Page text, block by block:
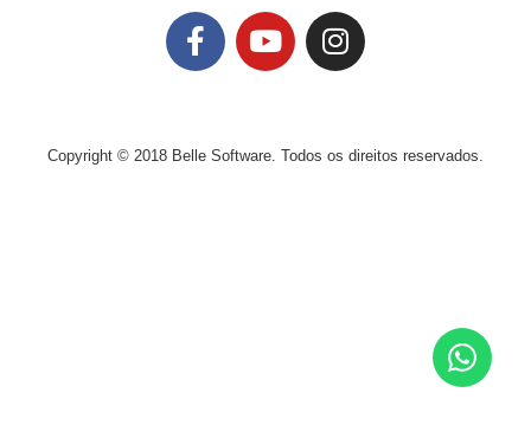
Copyright © 2018 Belle Software. Todos os direitos reservados.